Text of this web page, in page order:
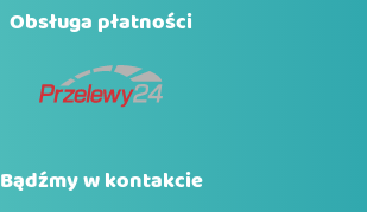
Obsługa płatności
Bądźmy w kontakcie